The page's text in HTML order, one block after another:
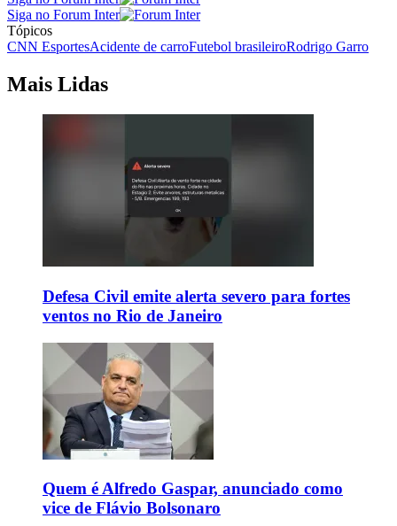
Siga no Forum Inter
Tópicos
CNN EsportesAcidente de carroFutebol brasileiroRodrigo Garro
Mais Lidas
Defesa Civil emite alerta severo para fortes
ventos no Rio de Janeiro
Quem é Alfredo Gaspar, anunciado como
vice de Flávio Bolsonaro